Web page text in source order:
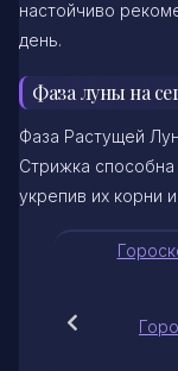
настойчиво
день.
Фаза луны на
Фаза Растущей
Стрижка способна
укрепив их корни